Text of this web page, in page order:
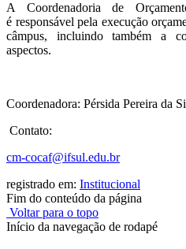
A Coordenadoria de
é responsável pela execução
câmpus, incluindo também a
aspectos.
Coordenadora: Pérsida Pereira da
Contato:
cm-cocaf@ifsul.edu.br
registrado em: Institucional
Fim do conteúdo da página
Voltar para o topo
Início da navegação de rodapé